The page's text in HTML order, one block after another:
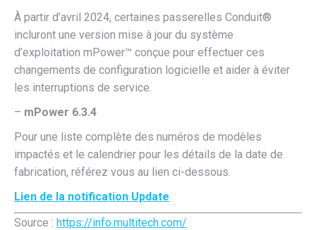
À partir d’avril 2024, certaines passerelles Conduit®
incluront une version mise à jour du système
d’exploitation mPower™ conçue pour effectuer ces
changements de configuration logicielle et aider à éviter
les interruptions de service.
– mPower 6.3.4
Pour une liste complète des numéros de modèles
impactés et le calendrier pour les détails de la date de
fabrication, référez vous au lien ci-dessous.
Lien de la notification Update
Source : https://info.multitech.com/